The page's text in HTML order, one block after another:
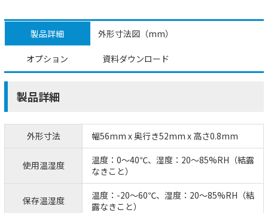
製品詳細 外形寸法図（mm）
オプション 資料ダウンロード
製品詳細
外形寸法 幅56mm x 奥行き52mm x 高さ0.8mm
使用温湿度
温度：0～40℃、湿度：20～85%RH（結露
なきこと）
保存温湿度
温度：-20～60℃、湿度：20～85%RH（結
露なきこと）